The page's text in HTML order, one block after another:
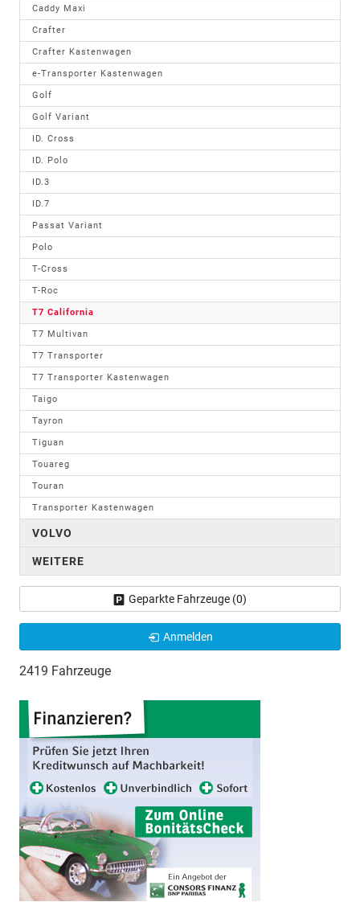
Caddy Maxi
Crafter
Crafter Kastenwagen
e-Transporter Kastenwagen
Golf
Golf Variant
ID. Cross
ID. Polo
ID.3
ID.7
Passat Variant
Polo
T-Cross
T-Roc
T7 California
T7 Multivan
T7 Transporter
T7 Transporter Kastenwagen
Taigo
Tayron
Tiguan
Touareg
Touran
Transporter Kastenwagen
VOLVO
WEITERE
Geparkte Fahrzeuge (0)
Anmelden
2419 Fahrzeuge